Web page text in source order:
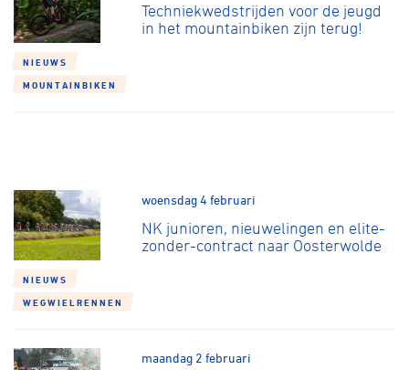
NIEUWS
MOUNTAINBIKEN
Techniekwedstrijden voor de jeugd
in het mountainbiken zijn terug!
NIEUWS
WEGWIELRENNEN
woensdag 4 februari
NK junioren, nieuwelingen en elite-
zonder-contract naar Oosterwolde
maandag 2 februari